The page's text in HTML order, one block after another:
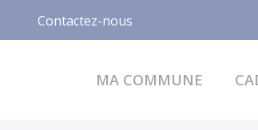
Contactez-nous
MA COMMUNE